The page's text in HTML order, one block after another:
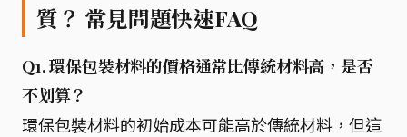
質？ 常見問題快速FAQ
Q1. 環保包裝材料的價格通常比傳統材料高，是否
不划算？
環保包裝材料的初始成本可能高於傳統材料，但這